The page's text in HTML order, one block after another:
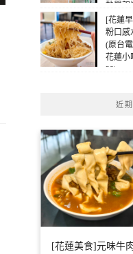
勢單親
覽：38)
[花蓮
粉口感
(原台
花蓮小
29)
近
[花蓮美食]元味牛